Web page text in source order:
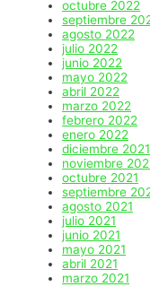
octubre 2022
septiembre
agosto 2022
julio 2022
junio 2022
mayo 2022
abril 2022
marzo 2022
febrero 2022
enero 2022
diciembre 2021
noviembre
octubre 2021
septiembre
agosto 2021
julio 2021
junio 2021
mayo 2021
abril 2021
marzo 2021